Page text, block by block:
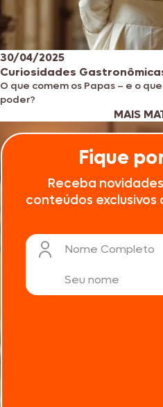
30/04/2025
Curiosidades
O que comem os Papas – e o
poder?
MAIS
Fique
Receba
conteúdos exclusivos
Nome Completo